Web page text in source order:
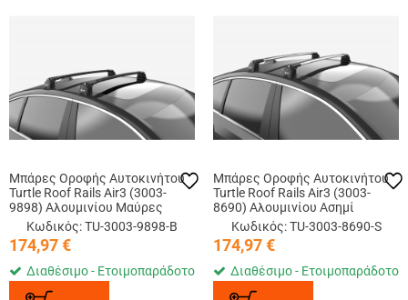
Μπάρες Οροφής Αυτοκινήτου
Turtle Roof Rails Air3 (3003-
9898) Αλουμινίου Μαύρες
Κωδικός: TU-3003-9898-B
174,97€
Διαθέσιμο - Ετοιμοπαράδοτο
Μπάρες Οροφής Αυτοκινήτου
Turtle Roof Rails Air3 (3003-
8690) Αλουμινίου Ασημί
Κωδικός: TU-3003-8690-S
174,97€
Διαθέσιμο - Ετοιμοπαράδοτο